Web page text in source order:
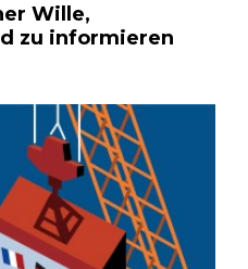
Wille,
zu informieren